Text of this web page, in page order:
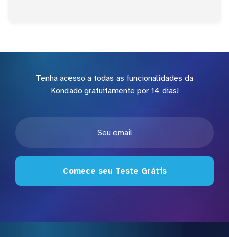
Tenha acesso a todas as funcionalidades da
Kondado gratuitamente por 14 dias!
Comece seu Teste Grátis